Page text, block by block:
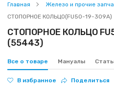
Главная
Железо и прочие
СТОПОРНОЕ КОЛЬЦО(FU50-19-309A)
СТОПОРНОЕ КОЛЬЦО
(55443)
Все о товаре Мануалы
В избранное Поделиться